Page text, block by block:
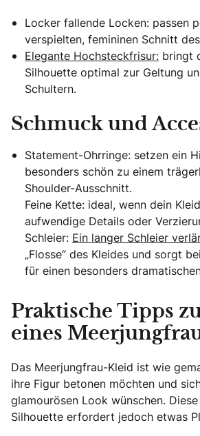
Locker fallende Locken: passen
verspielten, femininen Schnitt
Elegante Hochsteckfrisur: bringt
Silhouette optimal zur Geltung
Schultern.
Schmuck und
Statement-Ohrringe: setzen ein
besonders schön zu einem
Shoulder-Ausschnitt.
Feine Kette: ideal, wenn dein
aufwendige Details oder
Schleier: Ein langer Schleier
„Flosse“ des Kleides und sorgt
für einen besonders
Praktische Tipps
eines
Das Meerjungfrau-Kleid ist wie
ihre Figur betonen möchten und
glamourösen Look wünschen.
Silhouette erfordert jedoch etwas